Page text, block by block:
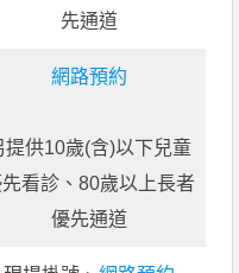
先通道
網路預約
提供10歲(含)以下兒童
看診、80歲以上長者
優先通道